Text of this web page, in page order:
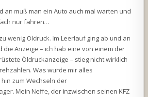
an muß man ein Auto auch mal warten und
nur fahren…
wenig Öldruck. Im Leerlauf ging ab und an
die Anzeige – ich hab eine von einem der
Öldruckanzeige – stieg nicht wirklich
Was wurde mir alles
zum Wechseln der
Mein Neffe, der inzwischen seinen KFZ